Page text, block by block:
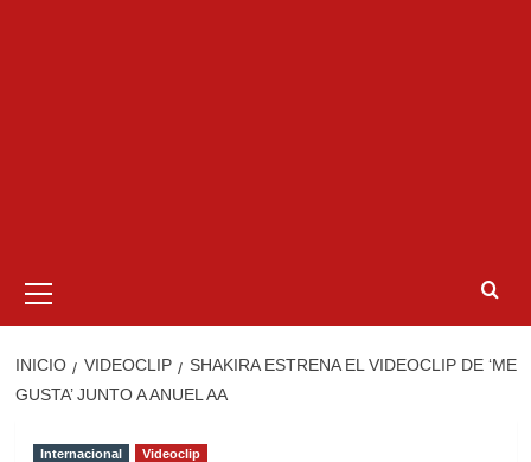
primario
INICIO VIDEOCLIP
SHAKIRA ESTRENA EL VIDEOCLIP DE ‘ME
GUSTA’ JUNTO A ANUEL AA
Internacional Videoclip